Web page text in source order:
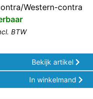
Western-contra
BTW
Bekijk artikel
In winkelmand